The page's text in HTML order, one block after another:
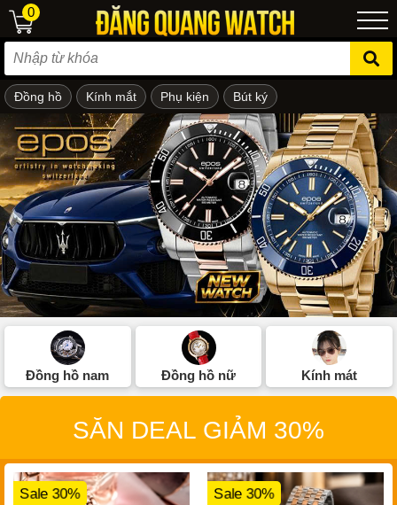
em
0
Đồng hồ Kính mắt Phụ kiện Bút ký
Đồng hồ nam Đồng hồ nữ Kính mát
SĂN DEAL GIẢM 30%
Sale 30% Sale 30%